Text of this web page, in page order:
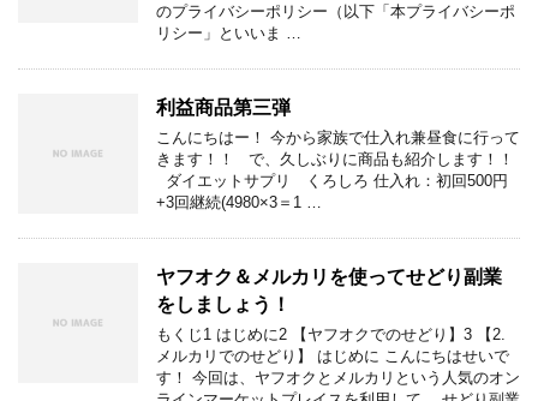
のプライバシーポリシー（以下「本プライバシーポ
リシー」といいま …
利益商品第三弾
こんにちはー！ 今から家族で仕入れ兼昼食に行って
きます！！ で、久しぶりに商品も紹介します！！
ダイエットサプリ くろしろ 仕入れ：初回500円
+3回継続(4980×3＝1 …
ヤフオク＆メルカリを使ってせどり副業
をしましょう！
もくじ1 はじめに2 【ヤフオクでのせどり】3 【2.
メルカリでのせどり】 はじめに こんにちはせいで
す！ 今回は、ヤフオクとメルカリという人気のオン